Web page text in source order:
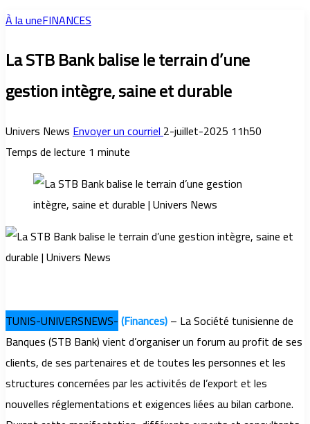
À la uneFINANCES
La STB Bank balise le terrain d’une
gestion intègre, saine et durable
Univers NewsEnvoyer un courriel2-juillet-2025 11h50
Temps de lecture 1 minute
TUNIS-UNIVERSNEWS-(Finances)– La Société tunisienne de
Banques (STB Bank) vient d’organiser un forum au profit de ses
clients, de ses partenaires et de toutes les personnes et les
structures concernées par les activités de l’export et les
nouvelles réglementations et exigences liées au bilan carbone.